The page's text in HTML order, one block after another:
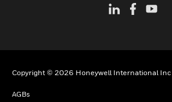
Copyright © 2026 Honeywell International Inc
AGBs